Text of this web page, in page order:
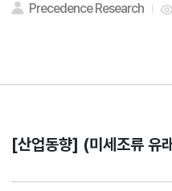
Precedence Research
[산업동향] (미세조류